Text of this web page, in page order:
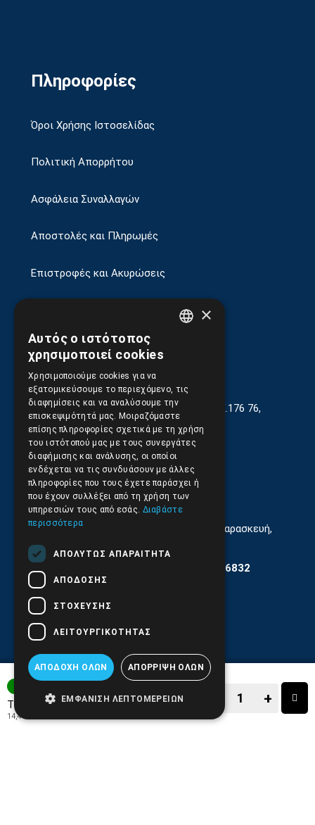
Τιμή: 17,90€
14,44€
+
Πληροφορίες
Όροι Χρήσης Ιστοσελίδας
Πολιτική Απορρήτου
Ασφάλεια Συναλλαγών
Αποστολές και Πληρωμές
Επιστροφές και Ακυρώσεις
Γεωργίου Κρέμου 13-17, Καλλιθέα, Τ.Κ.176 76,
Αθήνα, Ελλάδα
210.9566.401(11.30-17.00)
210.9566.402
Email:info@pds.com.gr
Εξυπηρέτηση Κοινού Δευτέρα έως Παρασκευή,
Αρ. ΓΕΜΗ 6204101000 | Αρ. ΕΜΠΑ 6832
×
Αυτός ο ιστότοπος
χρησιμοποιεί cookies
Χρησιμοποιούμε cookies για να
εξατομικεύσουμε το περιεχόμενο, τις
διαφημίσεις και να αναλύσουμε την
επισκεψιμότητά μας. Μοιραζόμαστε
επίσης πληροφορίες σχετικά με τη χρήση
του ιστότοπού μας με τους συνεργάτες
διαφήμισης και ανάλυσης, οι οποίοι
ενδέχεται να τις συνδυάσουν με άλλες
πληροφορίες που τους έχετε παράσχει ή
που έχουν συλλέξει από τη χρήση των
υπηρεσιών τους από εσάς. Διαβάστε
περισσότερα
ΑΠΟΛΎΤΩΣ ΑΠΑΡΑΊΤΗΤΑ
ΑΠΌΔΟΣΗΣ
ΣΤΌΧΕΥΣΗΣ
ΛΕΙΤΟΥΡΓΙΚΌΤΗΤΑΣ
ΑΠΟΔΟΧΉ ΌΛΩΝ ΑΠΌΡΡΙΨΗ ΌΛΩΝ
ΕΜΦΆΝΙΣΗ ΛΕΠΤΟΜΕΡΕΙΏΝ